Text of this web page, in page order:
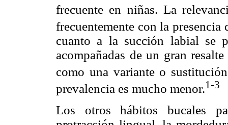
frecuente en niñas. La
frecuentemente con la
cuanto a la succión labial se
acompañadas de un gran
como una variante o
prevalencia es mucho menor.1-3
Los otros hábitos bucales